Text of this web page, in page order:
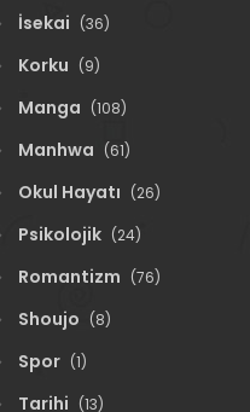
İsekai (36)
Korku (9)
Manga (108)
Manhwa (61)
Okul Hayatı (26)
Psikolojik (24)
Romantizm (76)
Shoujo (8)
Spor (1)
Tarihi (13)